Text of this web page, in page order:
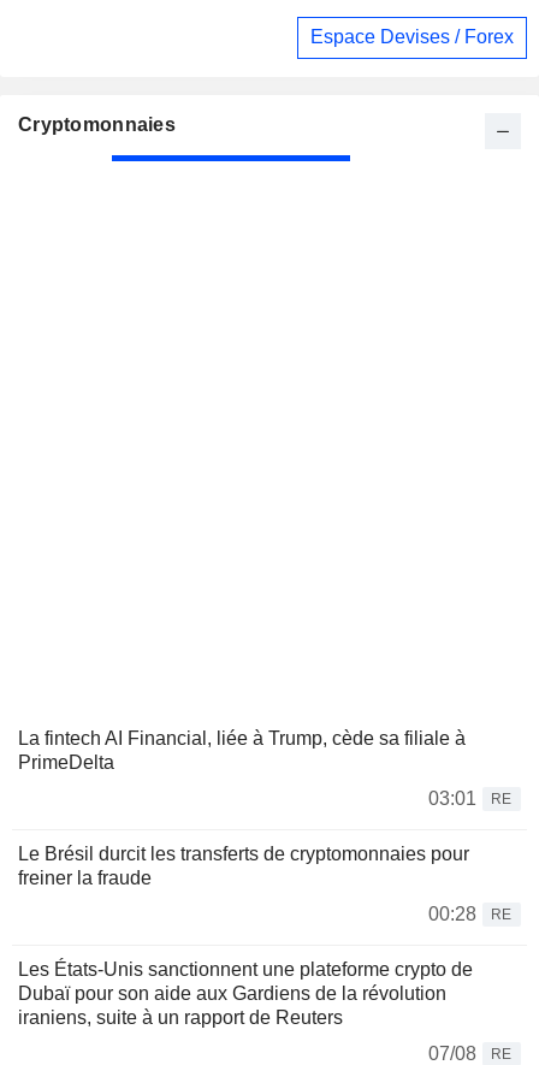
Espace Devises / Forex
Cryptomonnaies
La fintech AI Financial, liée à Trump, cède sa filiale à
PrimeDelta
03:01
RE
Le Brésil durcit les transferts de cryptomonnaies pour
freiner la fraude
00:28
RE
Les États-Unis sanctionnent une plateforme crypto de
Dubaï pour son aide aux Gardiens de la révolution
iraniens, suite à un rapport de Reuters
07/08
RE